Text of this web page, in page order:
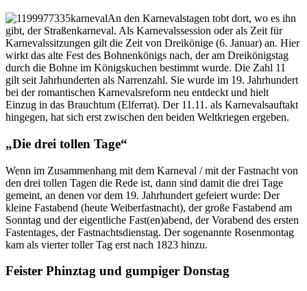
An den Karnevalstagen tobt dort, wo es ihn
gibt, der Straßenkarneval. Als Karnevalssession oder als Zeit für
Karnevalssitzungen gilt die Zeit von Dreikönige (6. Januar) an. Hier
wirkt das alte Fest des Bohnenkönigs nach, der am Dreikönigstag
durch die Bohne im Königskuchen bestimmt wurde. Die Zahl 11
gilt seit Jahrhunderten als Narrenzahl. Sie wurde im 19. Jahrhundert
bei der romantischen Karnevalsreform neu entdeckt und hielt
Einzug in das Brauchtum (Elferrat). Der 11.11. als Karnevalsauftakt
hingegen, hat sich erst zwischen den beiden Weltkriegen ergeben.
„Die drei tollen Tage“
Wenn im Zusammenhang mit dem Karneval / mit der Fastnacht von
den drei tollen Tagen die Rede ist, dann sind damit die drei Tage
gemeint, an denen vor dem 19. Jahrhundert gefeiert wurde: Der
kleine Fastabend (heute Weiberfastnacht), der große Fastabend am
Sonntag und der eigentliche Fast(en)abend, der Vorabend des ersten
Fastentages, der Fastnachtsdienstag. Der sogenannte Rosenmontag
kam als vierter toller Tag erst nach 1823 hinzu.
Feister Phinztag und gumpiger Donstag